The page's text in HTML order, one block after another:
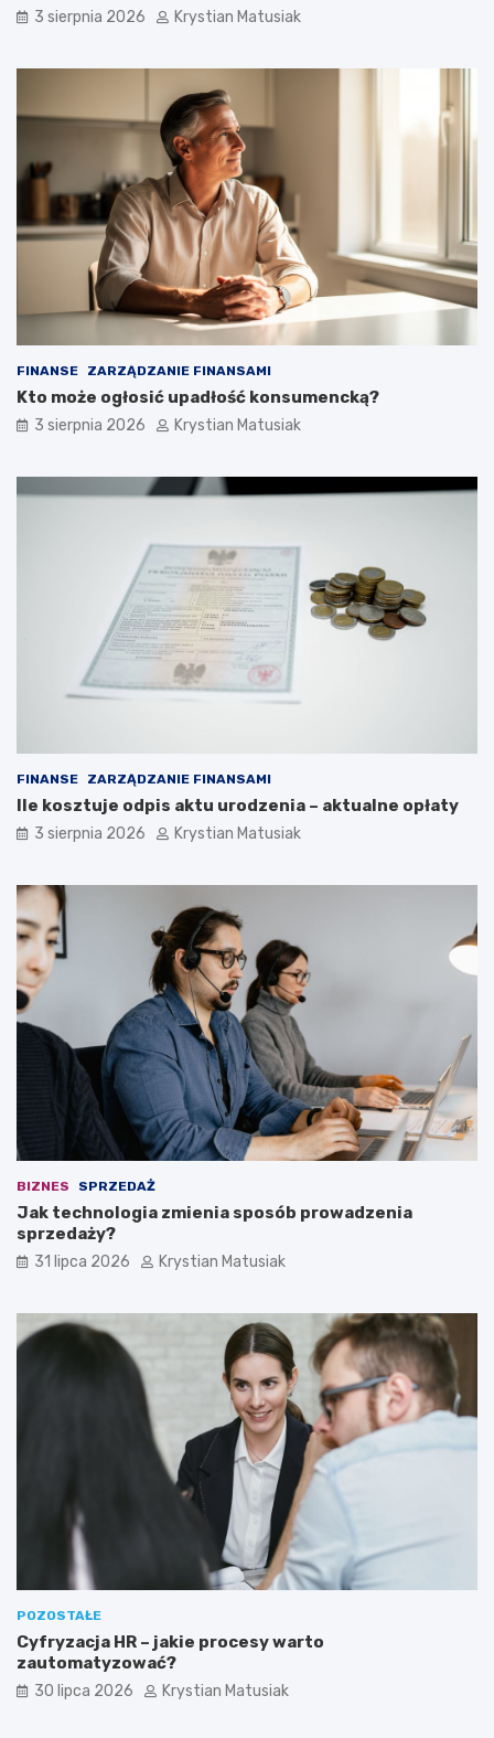
3 sierpnia 2026 Krystian Matusiak
FINANSE ZARZĄDZANIE FINANSAMI
Kto może ogłosić upadłość konsumencką?
3 sierpnia 2026 Krystian Matusiak
FINANSE ZARZĄDZANIE FINANSAMI
Ile kosztuje odpis aktu urodzenia – aktualne opłaty
3 sierpnia 2026 Krystian Matusiak
BIZNES SPRZEDAŻ
Jak technologia zmienia sposób prowadzenia
sprzedaży?
31 lipca 2026 Krystian Matusiak
POZOSTAŁE
Cyfryzacja HR – jakie procesy warto
zautomatyzować?
30 lipca 2026 Krystian Matusiak